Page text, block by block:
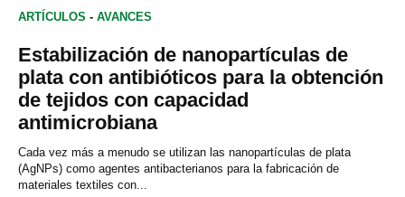
ARTÍCULOS - AVANCES
Estabilización de nanopartículas de
plata con antibióticos para la obtención
de tejidos con capacidad
antimicrobiana
Cada vez más a menudo se utilizan las nanopartículas de plata
(AgNPs) como agentes antibacterianos para la fabricación de
materiales textiles con...